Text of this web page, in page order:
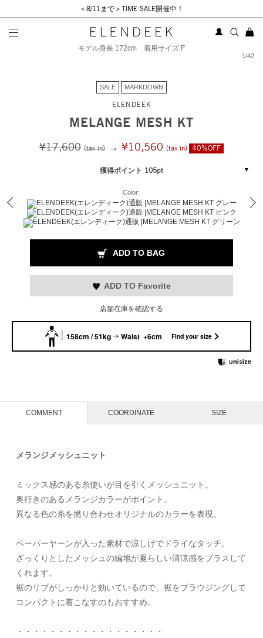
＜8/11まで＞TIME SALE開催中！
1/42
モデル身長 172cm 着用サイズ F
SALE MARKDOWN
ELENDEEK
MELANGE MESH KT
¥17,600 (tax in) → ¥10,560 (tax in) 40%OFF
獲得ポイント 105pt
Color:
ADD TO BAG
ADD TO Favorite
店舗在庫を確認する
158cm / 51kg Waist +6cm Find your size
COMMENT COORDINATE SIZE
メランジメッシュニット
ミックス感のある糸使いが目を引くメッシュニット。
奥行きのあるメランジカラーがポイント。
異なる色の糸を撚り合わせオリジナルのカラーを表現。
ペーパーヤーンが入った素材で涼しげでドライなタッチ。
ざっくりとしたメッシュの編地が夏らしい清涼感をプラスして
くれます。
裾のリブがしっかりと効いているので、裾をブラウジングして
コンパクトに着こなすのもおすすめ。
・・・・・・・・・・・・・・・・・・